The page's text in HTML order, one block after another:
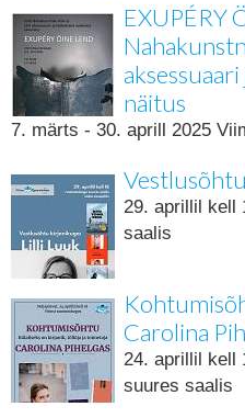
EXUPÉRY
näitus
7. märts - 30. aprill 2025
29. aprillil kell
saalis
Carolina
24. aprillil kell
suures saalis